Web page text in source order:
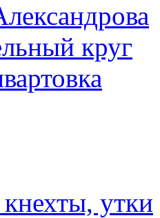
круг
утки